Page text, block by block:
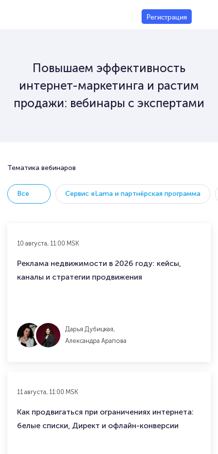
Регистрация
Повышаем эффективность
интернет-маркетинга и растим
продажи: вебинары с экспертами
Тематика вебинаров
Все Cервис eLama и партнёрская программа
10 августа, 11:00 MSK
Реклама недвижимости в 2026 году: кейсы,
каналы и стратегии продвижения
Дарья Дубицкая,
Александра Арапова
11 августа, 11:00 MSK
Как продвигаться при ограничениях интернета:
белые списки, Директ и офлайн-конверсии